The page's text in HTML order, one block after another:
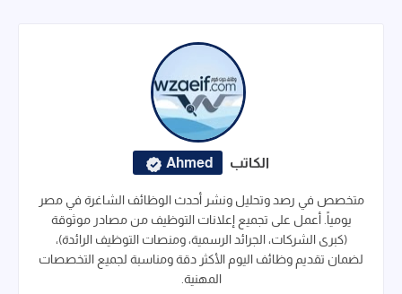
الكاتب Ahmed
متخصص في رصد وتحليل ونشر أحدث الوظائف الشاغرة في مصر
يومياً. أعمل على تجميع إعلانات التوظيف من مصادر موثوقة
(كبرى الشركات، الجرائد الرسمية، ومنصات التوظيف الرائدة)،
لضمان تقديم وظائف اليوم الأكثر دقة ومناسبة لجميع التخصصات
المهنية.